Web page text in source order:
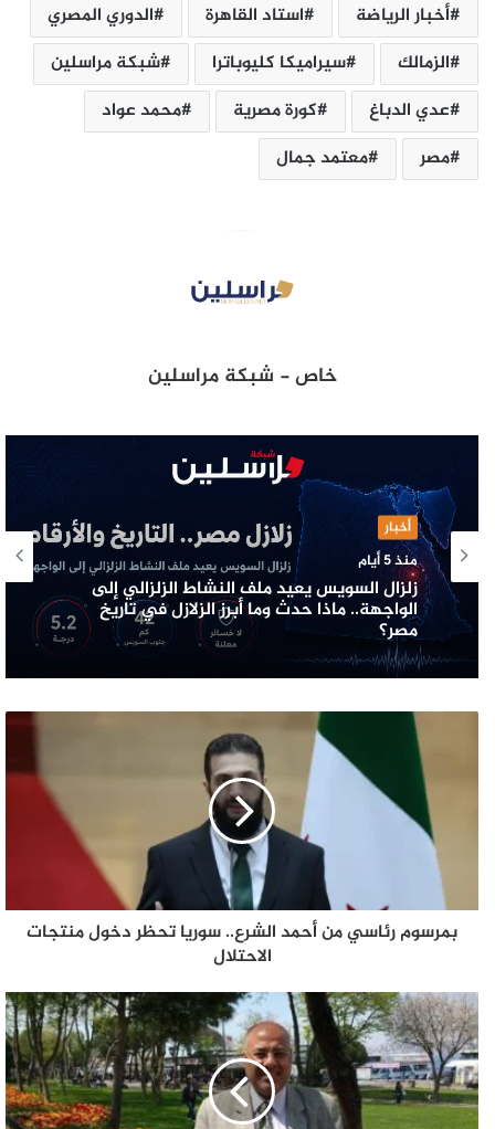
أخبار الرياضة استاد ‏القاهرة
الدوري المصري
الزمالك
سيراميكا كليوباترا
شبكة مراسلين‎
عدي الدباغ
كورة مصرية
محمد عواد
مصر
معتمد جمال
خاص - شبكة مراسلين
أخبار
منذ 5 أيام
زلزال السويس يعيد ملف النشاط الزلزالي إلى
الواجهة.. ماذا حدث وما أبرز الزلازل في تاريخ
مصر؟
بمرسوم رئاسي من أحمد الشرع.. سوريا تحظر دخول منتجات
الاحتلال